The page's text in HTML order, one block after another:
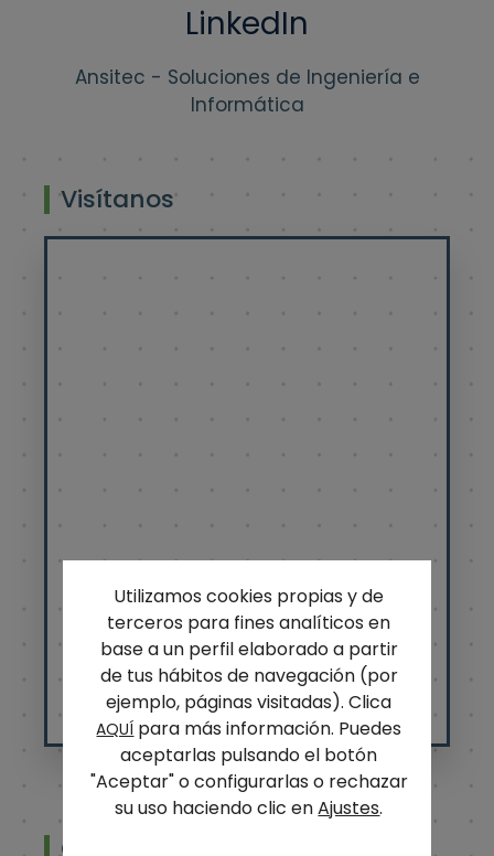
LinkedIn
Ansitec - Soluciones de Ingeniería e
Informática
Visítanos
Cuéntanos qué necesitas
Utilizamos cookies propias y de
terceros para fines analíticos en
base a un perfil elaborado a partir
de tus hábitos de navegación (por
ejemplo, páginas visitadas). Clica
AQUÍ para más información. Puedes
aceptarlas pulsando el botón
"Aceptar" o configurarlas o rechazar
su uso haciendo clic enAjustes.